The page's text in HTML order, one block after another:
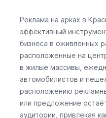
Реклама на арках в
эффективный
бизнеса в оживлённых
расположенные на
в жилые массивы,
автомобилистов и
расположению
или предложение
аудитории, привлекая